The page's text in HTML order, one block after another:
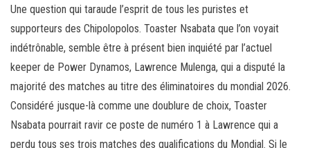
Une question qui taraude l’esprit de tous les puristes et
supporteurs des Chipolopolos. Toaster Nsabata que l’on voyait
indétrônable, semble être à présent bien inquiété par l’actuel
keeper de Power Dynamos, Lawrence Mulenga, qui a disputé la
majorité des matches au titre des éliminatoires du mondial 2026.
Considéré jusque-là comme une doublure de choix, Toaster
Nsabata pourrait ravir ce poste de numéro 1 à Lawrence qui a
perdu tous ses trois matches des qualifications du Mondial. Si le